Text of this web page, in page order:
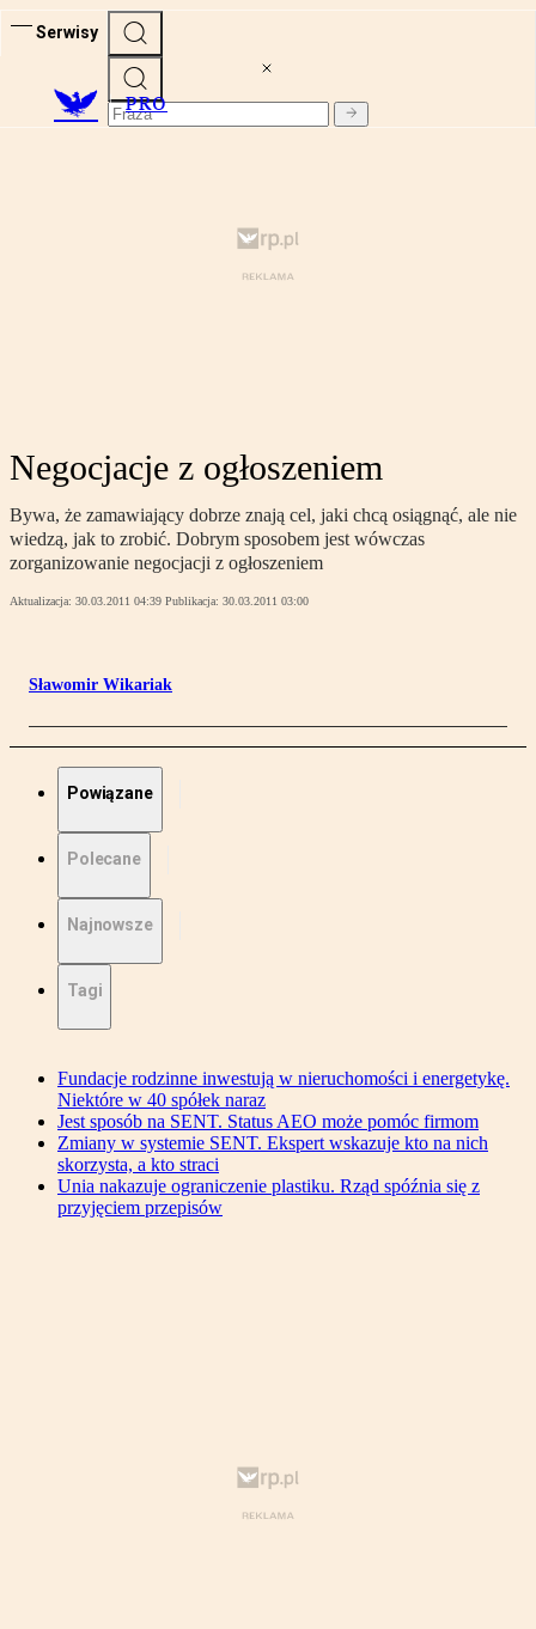
Serwisy
PRO
Negocjacje z ogłoszeniem
Bywa, że zamawiający dobrze znają cel, jaki chcą osiągnąć, ale nie
wiedzą, jak to zrobić. Dobrym sposobem jest wówczas
zorganizowanie negocjacji z ogłoszeniem
Aktualizacja: 30.03.2011 04:39 Publikacja: 30.03.2011 03:00
Sławomir Wikariak
Powiązane
Polecane
Najnowsze
Tagi
Fundacje rodzinne inwestują w nieruchomości i energetykę.
Niektóre w 40 spółek naraz
Jest sposób na SENT. Status AEO może pomóc firmom
Zmiany w systemie SENT. Ekspert wskazuje kto na nich
skorzysta, a kto straci
Unia nakazuje ograniczenie plastiku. Rząd spóźnia się z
przyjęciem przepisów